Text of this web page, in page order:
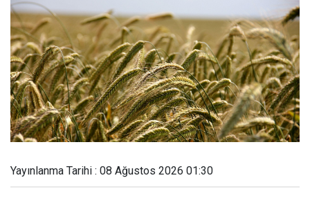
Yayınlanma Tarihi : 08 Ağustos 2026 01:30